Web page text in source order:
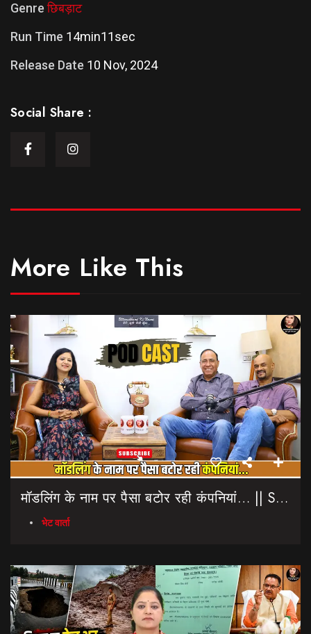
Genre छिबड़ाट
Run Time 14min11sec
Release Date 10 Nov, 2024
Social Share :
More Like This
मॉडलिंग के नाम पर पैसा बटोर रही कंपनियां… || Sinmit Communications || Miss Uttarakhand 2026
भेट वार्ता